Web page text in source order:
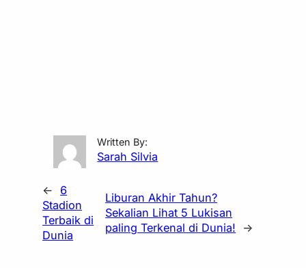
Written By:
Sarah Silvia
←
6
Stadion
Terbaik di
Dunia
Liburan Akhir Tahun?
Sekalian Lihat 5 Lukisan
paling Terkenal di Dunia!
→